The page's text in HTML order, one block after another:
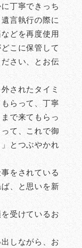
丁寧できっち
言執行の際に
どを再度使用
こに保管して
さい、とお伝
されたタイミ
らって、丁寧
で来てもらっ
て、これで御
とつぶやかれ
をされている
、と思いを新
受けているお
しながら、お